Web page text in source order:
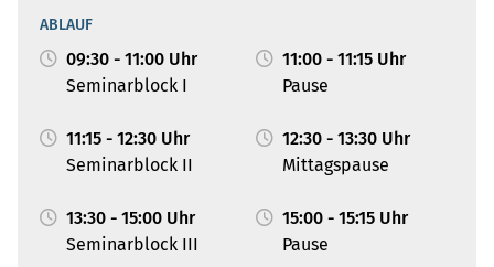
ABLAUF
09:30 - 11:00 Uhr
Seminarblock I
11:00 - 11:15 Uhr
Pause
11:15 - 12:30 Uhr
Seminarblock II
12:30 - 13:30 Uhr
Mittagspause
13:30 - 15:00 Uhr
Seminarblock III
15:00 - 15:15 Uhr
Pause